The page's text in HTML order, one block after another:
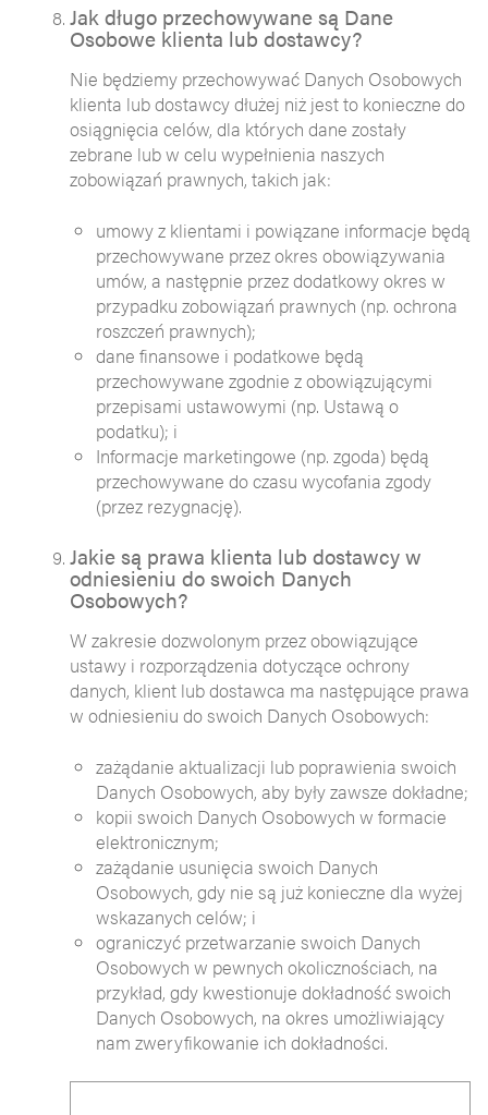
Jak długo przechowywane są Dane
Osobowe klienta lub dostawcy?
Nie będziemy przechowywać Danych Osobowych
klienta lub dostawcy dłużej niż jest to konieczne do
osiągnięcia celów, dla których dane zostały
zebrane lub w celu wypełnienia naszych
zobowiązań prawnych, takich jak:
umowy z klientami i powiązane informacje będą
przechowywane przez okres obowiązywania
umów, a następnie przez dodatkowy okres w
przypadku zobowiązań prawnych (np. ochrona
roszczeń prawnych);
dane finansowe i podatkowe będą
przechowywane zgodnie z obowiązującymi
przepisami ustawowymi (np. Ustawą o
podatku); i
Informacje marketingowe (np. zgoda) będą
przechowywane do czasu wycofania zgody
(przez rezygnację).
Jakie są prawa klienta lub dostawcy w
odniesieniu do swoich Danych
Osobowych?
W zakresie dozwolonym przez obowiązujące
ustawy i rozporządzenia dotyczące ochrony
danych, klient lub dostawca ma następujące prawa
w odniesieniu do swoich Danych Osobowych:
zażądanie aktualizacji lub poprawienia swoich
Danych Osobowych, aby były zawsze dokładne;
kopii swoich Danych Osobowych w formacie
elektronicznym;
zażądanie usunięcia swoich Danych
Osobowych, gdy nie są już konieczne dla wyżej
wskazanych celów; i
ograniczyć przetwarzanie swoich Danych
Osobowych w pewnych okolicznościach, na
przykład, gdy kwestionuje dokładność swoich
Danych Osobowych, na okres umożliwiający
nam zweryfikowanie ich dokładności.